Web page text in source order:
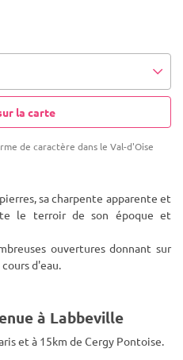
la carte
de caractère dans le Val-d'Oise
sa charpente apparente et
le terroir de son époque et
ouvertures donnant sur
cours d'eau.
à Labbeville
et à 15km de Cergy Pontoise.